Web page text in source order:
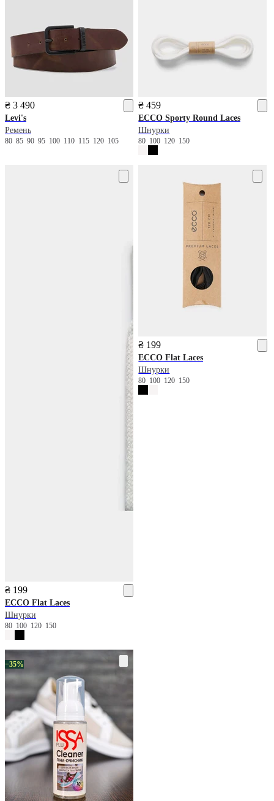
₴ 3 490
Levi's
Ремень
80 85 90 95 100 110 115 120 105
₴ 459
ECCO Sporty Round Laces
Шнурки
80 100 120 150
₴ 199
ECCO Flat Laces
Шнурки
80 100 120 150
₴ 199
ECCO Flat Laces
Шнурки
80 100 120 150
−35%